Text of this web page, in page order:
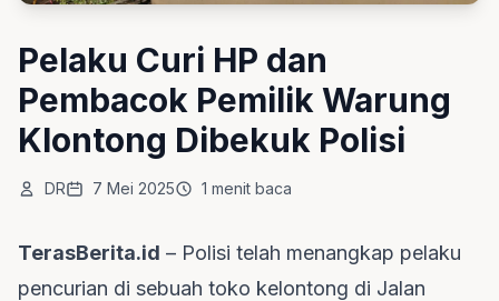
Pelaku Curi HP dan
Pembacok Pemilik Warung
Klontong Dibekuk Polisi
DR 7 Mei 2025 1 menit baca
TerasBerita.id – Polisi telah menangkap pelaku
pencurian di sebuah toko kelontong di Jalan